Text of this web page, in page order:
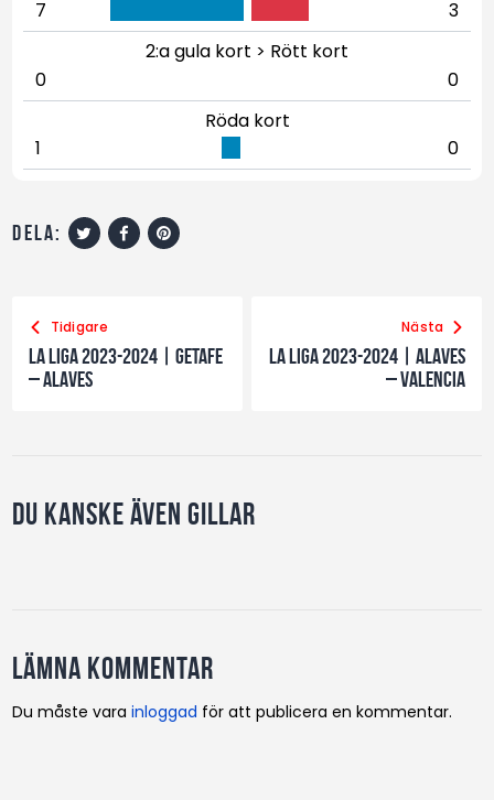
7
3
2:a gula kort > Rött kort
0
0
Röda kort
1
0
dela:
Tidigare
La Liga 2023-2024 | Getafe
– Alaves
Nästa
La Liga 2023-2024 | Alaves
– Valencia
Du kanske även gillar
Lämna kommentar
Du måste varainloggad för att publicera en kommentar.